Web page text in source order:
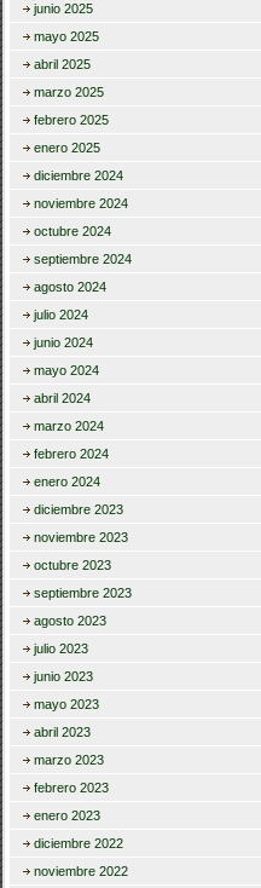
junio 2025
mayo 2025
abril 2025
marzo 2025
febrero 2025
enero 2025
diciembre 2024
noviembre 2024
octubre 2024
septiembre 2024
agosto 2024
julio 2024
junio 2024
mayo 2024
abril 2024
marzo 2024
febrero 2024
enero 2024
diciembre 2023
noviembre 2023
octubre 2023
septiembre 2023
agosto 2023
julio 2023
junio 2023
mayo 2023
abril 2023
marzo 2023
febrero 2023
enero 2023
diciembre 2022
noviembre 2022